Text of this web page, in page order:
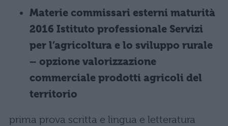
Materie commissari esterni maturità
2016 Istituto professionale Servizi
per l’agricoltura e lo sviluppo rurale
– opzione valorizzazione
commerciale prodotti agricoli del
territorio
prima prova scritta e lingua e letteratura